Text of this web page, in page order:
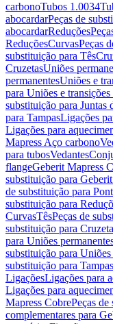
carbonoTubos 1.0034
abocardarPeças de
abocardarReduções
ReduçõesCurvasPeças
substituição para Tês
CruzetasUniões
permanentesUniões e
para Uniões e
substituição para Juntas
para TampasLigações
Ligações para
Mapress Aço carbono
para tubosVedantes
flangeGeberit Mapress
substituição para
de substituição para
substituição para
CurvasTêsPeças de
substituição para
para Uniões
substituição para
substituição para Tampas
LigaçõesLigações para
Ligações para
Mapress CobrePeças
complementares para